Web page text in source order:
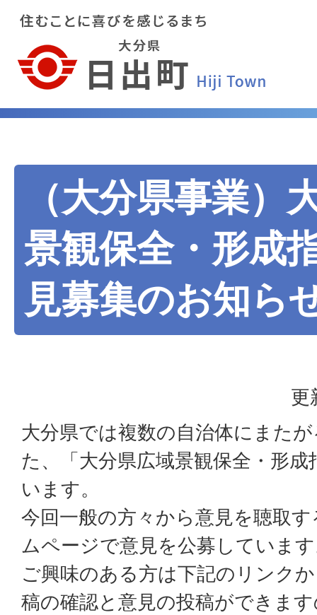
（大分県事業）
景観保全・形成
見募集のお知ら
更
大分県では複数の自治体にまた
た、「大分県広域景観保全・形
います。
今回一般の方々から意見を聴取
ムページで意見を公募していま
ご興味のある方は下記のリンク
稿の確認と意見の投稿ができま